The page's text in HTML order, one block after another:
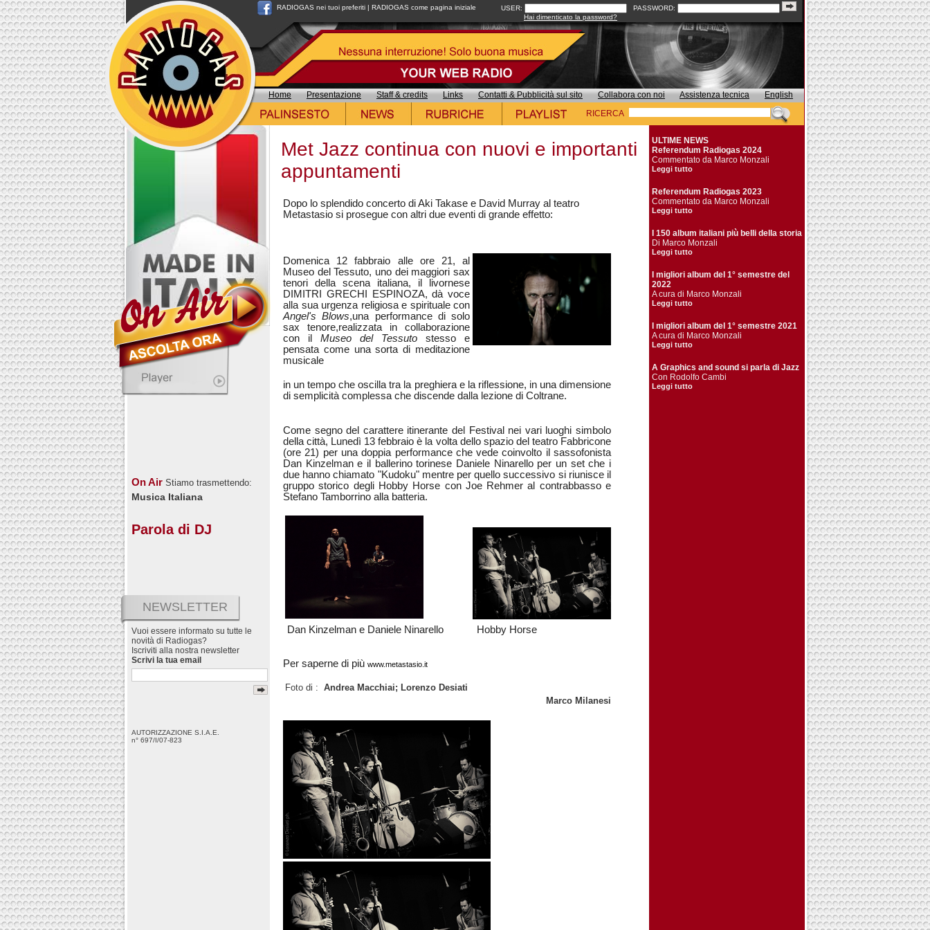
RADIOGAS nei tuoi preferiti | RADIOGAS come pagina iniziale USER:
PASSWORD:
Hai dimenticato la password?
Home Presentazione Staff & credits Links Contatti & Pubblicità sul sito Collabora con noi Assistenza tecnica
English
RICERCA
On Air Stiamo trasmettendo:
Musica Italiana
Parola di DJ
NEWSLETTER
Vuoi essere informato su tutte le
novità di Radiogas?
Iscriviti alla nostra newsletter
Scrivi la tua email
AUTORIZZAZIONE S.I.A.E.
n° 697/I/07-823
Met Jazz continua con nuovi e importanti
appuntamenti
Dopo lo splendido concerto di Aki Takase e David Murray al teatro
Metastasio si prosegue con altri due eventi di grande effetto:
Domenica 12 fabbraio alle ore 21, al
Museo del Tessuto, uno dei maggiori sax
tenori della scena italiana, il livornese
DIMITRI GRECHI ESPINOZA, dà voce
alla sua urgenza religiosa e spirituale con
Angel's Blows,una performance di solo
sax tenore,realizzata in collaborazione
con il Museo del Tessuto stesso
e
pensata come una sorta di meditazione
musicale
in un tempo che oscilla tra la preghiera e la riflessione, in una dimensione
di semplicità complessa che discende dalla lezione di Coltrane.
Come segno del carattere itinerante del Festival nei vari luoghi simbolo
della città, Lunedì 13 febbraio è la volta dello spazio del teatro Fabbricone
(ore 21) per una doppia performance che vede coinvolto il sassofonista
Dan Kinzelman e il ballerino torinese Daniele Ninarello per un set che i
due hanno chiamato "Kudoku" mentre per quello successivo si riunisce il
gruppo storico degli Hobby Horse con Joe Rehmer al contrabbasso e
Stefano Tamborrino alla batteria.
Dan Kinzelman e Daniele Ninarello Hobby Horse
Per saperne di più www.metastasio.it
Foto di : Andrea Macchiai; Lorenzo Desiati
Marco Milanesi
ULTIME NEWS
Referendum Radiogas 2024
Commentato da Marco Monzali
Leggi tutto
Referendum Radiogas 2023
Commentato da Marco Monzali
Leggi tutto
I 150 album italiani più belli della storia
Di Marco Monzali
Leggi tutto
I migliori album del 1° semestre del
2022
A cura di Marco Monzali
Leggi tutto
I migliori album del 1° semestre 2021
A cura di Marco Monzali
Leggi tutto
A Graphics and sound si parla di Jazz
Con Rodolfo Cambi
Leggi tutto